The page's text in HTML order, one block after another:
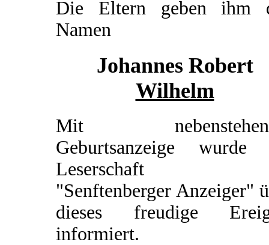
Die Eltern geben ihm
Namen
Johannes Robert
Wilhelm
Mit
Geburtsanzeige wurde
Leserschaft
"Senftenberger Anzeiger"
dieses freudige
informiert.